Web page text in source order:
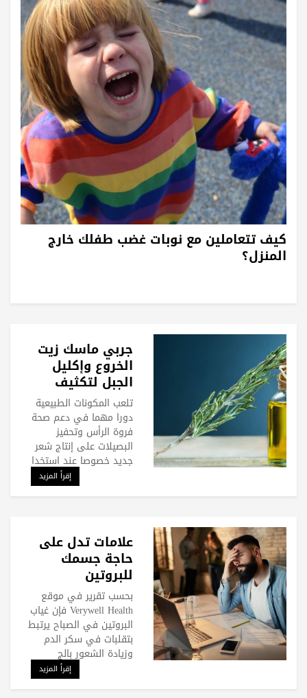
كيف تتعاملين مع نوبات غضب طفلك خارج
المنزل؟
جربي ماسك زيت
الخروع وإكليل
الجبل لتكثيف
شعرك
تلعب المكونات الطبيعية
دورا مهما في دعم صحة
فروة الرأس وتحفيز
البصيلات على إنتاج شعر
جديد خصوصا عند استخدا
إقرأ المزيد
علامات تدل على
حاجة جسمك
للبروتين
بحسب تقرير في موقع
Verywell Health فإن غياب
البروتين في الصباح يرتبط
بتقلبات في سكر الدم
وزيادة الشعور بالج
إقرأ المزيد